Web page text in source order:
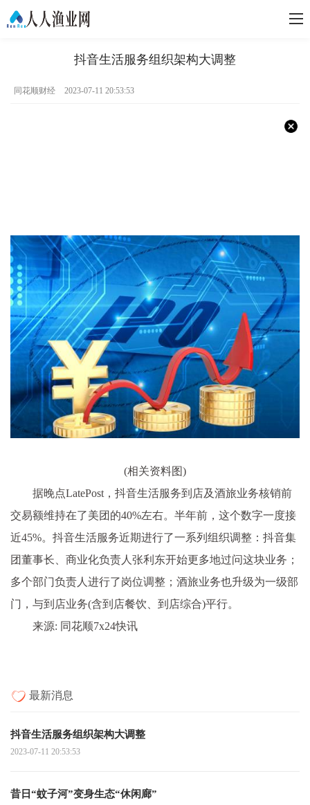
抖音生活服务组织架构大调整
同花顺财经 2023-07-11 20:53:53
(相关资料图)
据晚点LatePost，抖音生活服务到店及酒旅业务核销前
交易额维持在了美团的40%左右。半年前，这个数字一度接
近45%。抖音生活服务近期进行了一系列组织调整：抖音集
团董事长、商业化负责人张利东开始更多地过问这块业务；
多个部门负责人进行了岗位调整；酒旅业务也升级为一级部
门，与到店业务(含到店餐饮、到店综合)平行。
来源: 同花顺7x24快讯
最新消息
抖音生活服务组织架构大调整
2023-07-11 20:53:53
昔日“蚊子河”变身生态“休闲廊”